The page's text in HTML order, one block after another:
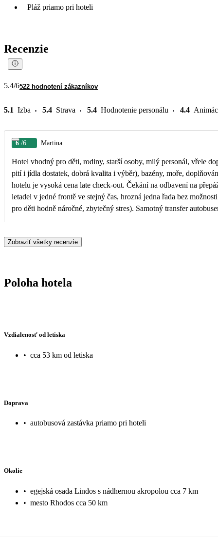
Pláž priamo pri hoteli
Recenzie
5.4/6522 hodnotení zákazníkov
5.1 Izba 5.4 Strava 5.4 Hodnotenie personálu 4.4
6 /6 Martina
Hotel vhodný pro děti, rodiny, starší osoby, milý personál, vřele
pití i jídla dostatek, dobrá kvalita i výběr), bazény, moře,
hotelu je vysoká cena late check-out. Čekání na odbavení na
letadel v jedné frontě ve stejný čas, hrozná jedna řada bez
pro děti hodně náročné, zbytečný stres). Samotný transfer
Zobraziť všetky recenzie
Poloha hotela
Vzdialenosť od letiska
• cca 53 km od letiska
Doprava
• autobusová zastávka priamo pri hoteli
Okolie
• egejská osada Lindos s nádhernou akropolou cca 7 km
• mesto Rhodos cca 50 km